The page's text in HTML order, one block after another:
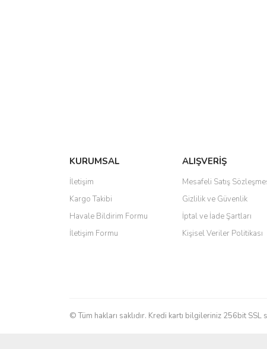
KURUMSAL
İletişim
Kargo Takibi
Havale Bildirim Formu
İletişim Formu
ALIŞVERİŞ
Mesafeli Satış
Gizlilik ve Güvenlik
İptal ve İade Şartları
Kişisel Veriler Politikası
© Tüm hakları saklıdır. Kredi kartı bilgileriniz 256bit SSL